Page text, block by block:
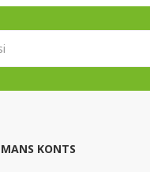
MANS KONTS